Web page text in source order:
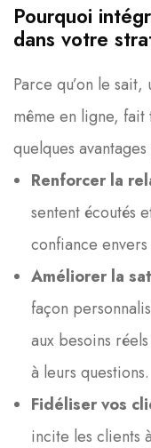
Pourquoi
dans votre
Parce qu’on le
même en ligne,
quelques
Renforcer la
sentent écoutés
confiance
Améliorer la
façon
aux besoins
à leurs questions.
Fidéliser vos
incite les clients